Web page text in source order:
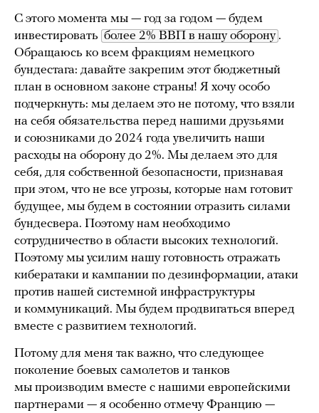
С этого момента мы — год за годом — будем
инвестировать более 2% ВВП в нашу оборону .
Обращаюсь ко всем фракциям немецкого
бундестага: давайте закрепим этот бюджетный
план в основном законе страны! Я хочу особо
подчеркнуть: мы делаем это не потому, что взяли
на себя обязательства перед нашими друзьями
и союзниками до 2024 года увеличить наши
расходы на оборону до 2%. Мы делаем это для
себя, для собственной безопасности, признавая
при этом, что не все угрозы, которые нам готовит
будущее, мы будем в состоянии отразить силами
бундесвера. Поэтому нам необходимо
сотрудничество в области высоких технологий.
Поэтому мы усилим нашу готовность отражать
кибератаки и кампании по дезинформации, атаки
против нашей системной инфраструктуры
и коммуникаций. Мы будем продвигаться вперед
вместе с развитием технологий.
Потому для меня так важно, что следующее
поколение боевых самолетов и танков
мы производим вместе с нашими европейскими
партнерами — я особенно отмечу Францию —